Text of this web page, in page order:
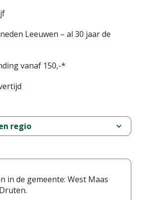
Leeuwen – al 30 jaar de
vanaf 150,-*
regio
in de gemeente: West Maas